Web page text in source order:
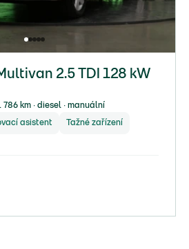
2.5 TDI 128 kW
km ∙ diesel ∙ manuální
asistent Tažné zařízení